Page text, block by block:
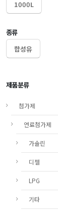
1000L
종류
합성유
제품분류
첨가제
연료첨가제
가솔린
디젤
LPG
기타